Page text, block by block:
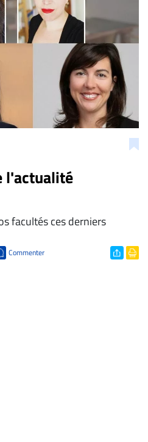
l'actualité
facultés ces derniers
Commenter